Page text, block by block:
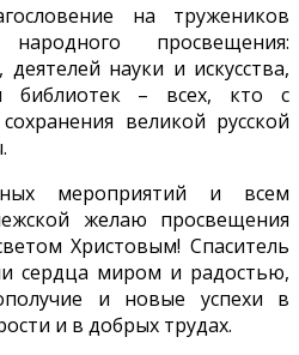
на тружеников
просвещения:
науки и искусства,
библиотек – всех, кто с
великой русской
мероприятий и всем
желаю просвещения
Христовым! Спаситель
сердца миром и радостью,
и новые успехи в
и в добрых трудах.